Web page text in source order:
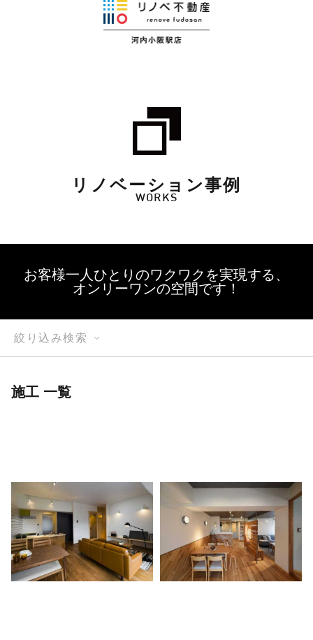
リノベーション事例
WORKS
お客様一人ひとりのワクワクを実現する、
オンリーワンの空間です！
絞り込み検索
施工 一覧